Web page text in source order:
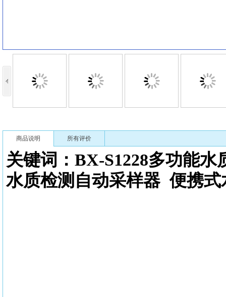
商品说明 所有评价
关键词：BX-S1228多功能水
水质检测自动采样器 便携式